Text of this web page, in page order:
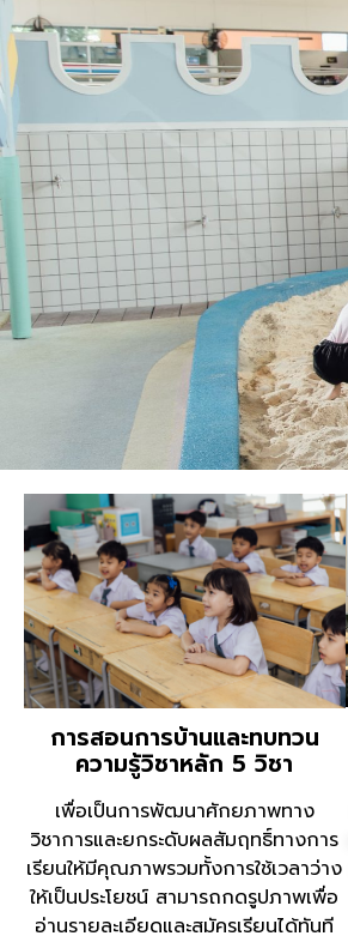
การสอนการบ้านและทบทวน
ความรู้วิชาหลัก 5 วิชา
เพื่อเป็นการพัฒนาศักยภาพทาง
วิชาการและยกระดับผลสัมฤทธิ์ทางการ
เรียนให้มีคุณภาพรวมทั้งการใช้เวลาว่าง
ให้เป็นประโยชน์ สามารถกดรูปภาพเพื่อ
อ่านรายละเอียดและสมัครเรียนได้ทันที